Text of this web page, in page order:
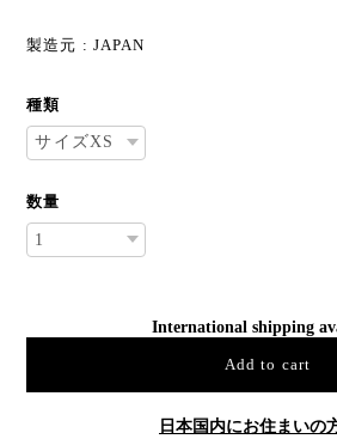
製造元 : JAPAN
種類
数量
International shipping
Add to cart
日本国内にお住まいの